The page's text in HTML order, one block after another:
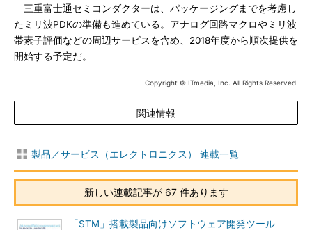
三重富士通セミコンダクターは、パッケージングまでを考慮し
たミリ波PDKの準備も進めている。アナログ回路マクロやミリ波
帯素子評価などの周辺サービスを含め、2018年度から順次提供を
開始する予定だ。
Copyright © ITmedia, Inc. All Rights Reserved.
関連情報
製品／サービス（エレクトロニクス） 連載一覧
新しい連載記事が 67 件あります
「STM」搭載製品向けソフトウェア開発ツール